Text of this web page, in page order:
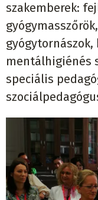
szakemberek:
mentálhigiénés
speciális